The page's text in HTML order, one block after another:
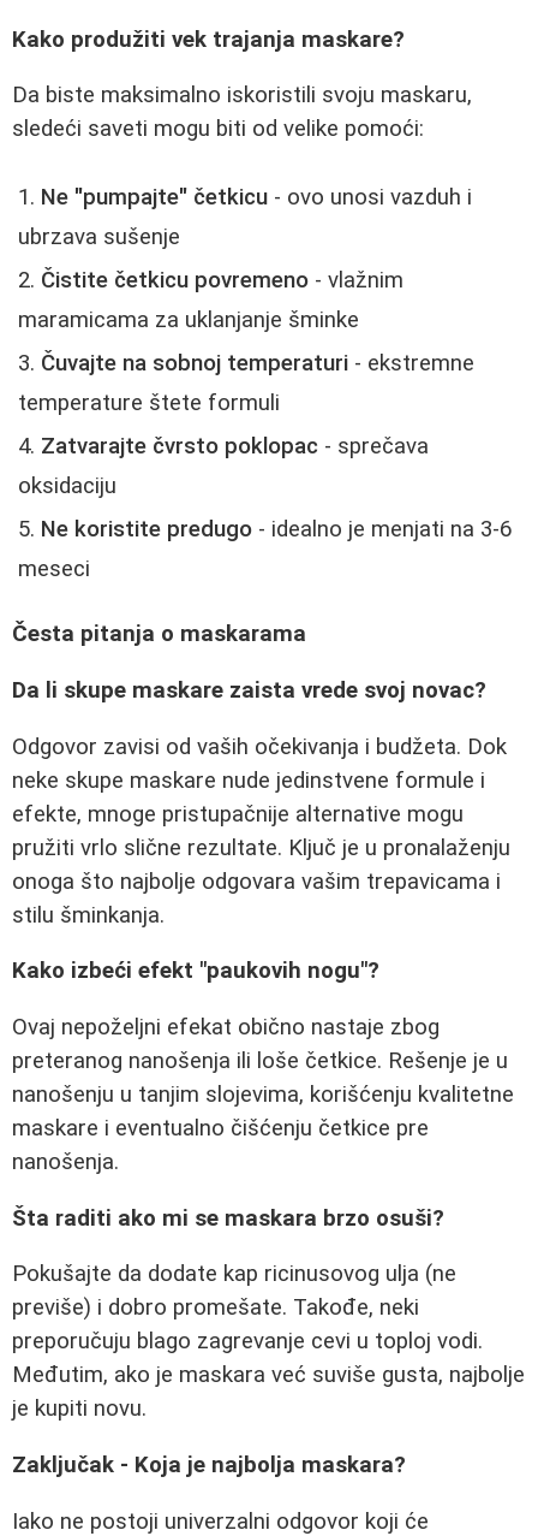
Kako produžiti vek trajanja maskare?
Da biste maksimalno iskoristili svoju maskaru,
sledeći saveti mogu biti od velike pomoći:
Ne "pumpajte" četkicu - ovo unosi vazduh i
ubrzava sušenje
Čistite četkicu povremeno - vlažnim
maramicama za uklanjanje šminke
Čuvajte na sobnoj temperaturi - ekstremne
temperature štete formuli
Zatvarajte čvrsto poklopac - sprečava
oksidaciju
Ne koristite predugo - idealno je menjati na 3-6
meseci
Česta pitanja o maskarama
Da li skupe maskare zaista vrede svoj novac?
Odgovor zavisi od vaših očekivanja i budžeta. Dok
neke skupe maskare nude jedinstvene formule i
efekte, mnoge pristupačnije alternative mogu
pružiti vrlo slične rezultate. Ključ je u pronalaženju
onoga što najbolje odgovara vašim trepavicama i
stilu šminkanja.
Kako izbeći efekt "paukovih nogu"?
Ovaj nepoželjni efekat obično nastaje zbog
preteranog nanošenja ili loše četkice. Rešenje je u
nanošenju u tanjim slojevima, korišćenju kvalitetne
maskare i eventualno čišćenju četkice pre
nanošenja.
Šta raditi ako mi se maskara brzo osuši?
Pokušajte da dodate kap ricinusovog ulja (ne
previše) i dobro promešate. Takođe, neki
preporučuju blago zagrevanje cevi u toploj vodi.
Međutim, ako je maskara već suviše gusta, najbolje
je kupiti novu.
Zaključak - Koja je najbolja maskara?
Iako ne postoji univerzalni odgovor koji će